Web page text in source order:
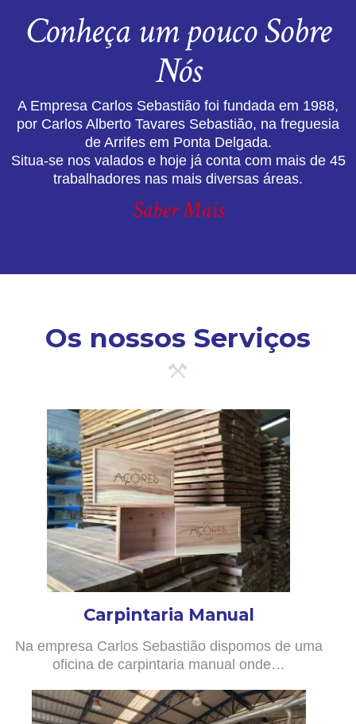
Conheça um pouco Sobre
Nós
A Empresa Carlos Sebastião foi fundada em 1988,
por Carlos Alberto Tavares Sebastião, na freguesia
de Arrifes em Ponta Delgada.
Situa-se nos valados e hoje já conta com mais de 45
trabalhadores nas mais diversas áreas.
Saber Mais
Os nossos Serviços
Carpintaria Manual
Na empresa Carlos Sebastião dispomos de uma
oficina de carpintaria manual onde…